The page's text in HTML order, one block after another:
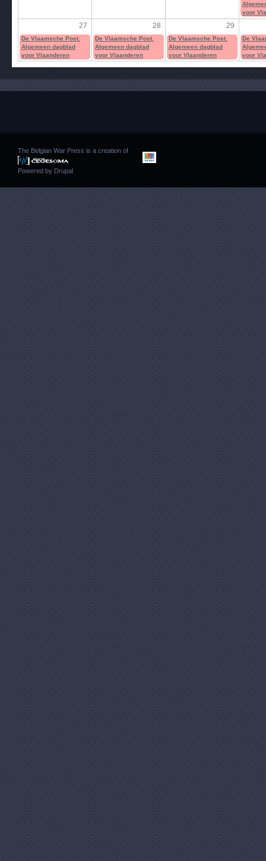
voor
27 28 29
De Vlaamsche Post.
Algemeen dagblad
voor Vlaanderen
De Vlaamsche Post.
Algemeen dagblad
voor Vlaanderen
De Vlaamsche Post.
Algemeen dagblad
voor Vlaanderen
De
voor
The Belgian War Press is a creation of
Powered by Drupal